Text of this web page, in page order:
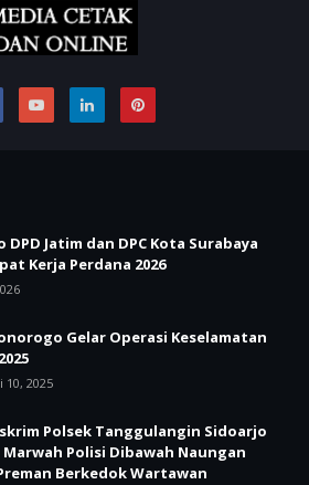
Jatim dan DPC Kota Surabaya
Kerja Perdana 2026
Gelar Operasi Keselamatan
10, 2025
Polsek Tanggulangin Sidoarjo
Polisi Dibawah Naungan
Berkedok Wartawan